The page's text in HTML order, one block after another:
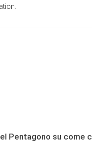
Pentagono su come